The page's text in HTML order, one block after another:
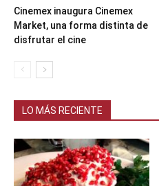
Cinemex inaugura Cinemex
Market, una forma distinta de
disfrutar el cine
LO MÁS RECIENTE